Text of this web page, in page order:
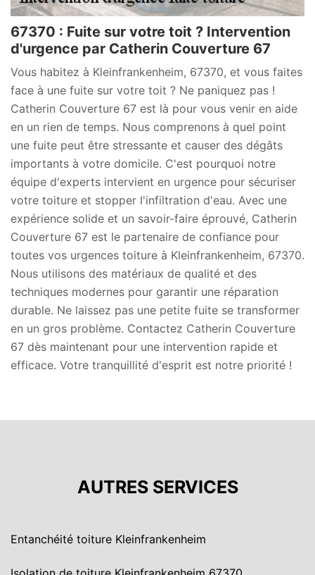
67370 : Fuite sur votre toit ? Intervention
d'urgence par Catherin Couverture 67
Vous habitez à Kleinfrankenheim, 67370, et vous faites
face à une fuite sur votre toit ? Ne paniquez pas !
Catherin Couverture 67 est là pour vous venir en aide
en un rien de temps. Nous comprenons à quel point
une fuite peut être stressante et causer des dégâts
importants à votre domicile. C'est pourquoi notre
équipe d'experts intervient en urgence pour sécuriser
votre toiture et stopper l'infiltration d'eau. Avec une
expérience solide et un savoir-faire éprouvé, Catherin
Couverture 67 est le partenaire de confiance pour
toutes vos urgences toiture à Kleinfrankenheim, 67370.
Nous utilisons des matériaux de qualité et des
techniques modernes pour garantir une réparation
durable. Ne laissez pas une petite fuite se transformer
en un gros problème. Contactez Catherin Couverture
67 dès maintenant pour une intervention rapide et
efficace. Votre tranquillité d'esprit est notre priorité !
AUTRES SERVICES
Entanchéité toiture Kleinfrankenheim